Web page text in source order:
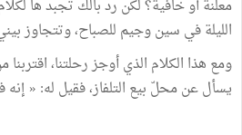
معلنة أو خافية؟ لكن رد بالك تجبد ها
الليلة في سين وجيم للصباح، وتتجاوز بيني
ومع هذا الكلام الذي أوجز رحلتنا،
يسأل عن محلّ بيع التلفاز، فقيل له: « إنه